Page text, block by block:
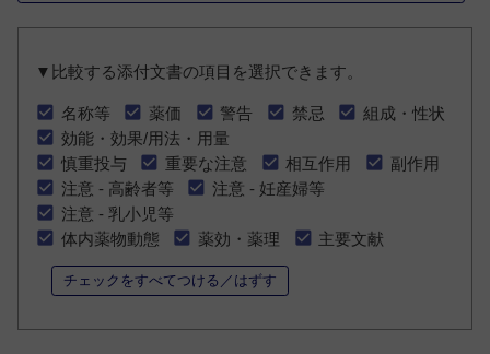
▼比較する添付文書の項目を選択できます。
名称等 薬価 警告 禁忌
組成・性状
効能・効果/用法・用量
慎重投与
重要な注意 相互作用
副作用
注意 - 高齢者等
注意 - 妊産婦等
注意 - 乳小児等
体内薬物動態
薬効・薬理 主要文献
チェックをすべてつける／はずす